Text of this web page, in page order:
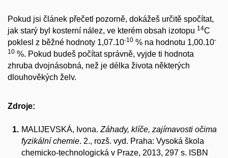
Pokud jsi článek přečetl pozorně, dokážeš určitě spočítat,
jak starý byl kosterní nález, ve kterém obsah izotopu 14C
poklesl z běžné hodnoty 1,07.10-10 % na hodnotu 1,00.10-
10 %. Pokud budeš počítat správně, vyjde ti hodnota
zhruba dvojnásobná, než je délka života některých
dlouhověkých želv.
Zdroje:
MALIJEVSKÁ, Ivona. Záhady, klíče, zajímavosti očima
fyzikální chemie. 2., rozš. vyd. Praha: Vysoká škola
chemicko-technologická v Praze, 2013, 297 s. ISBN